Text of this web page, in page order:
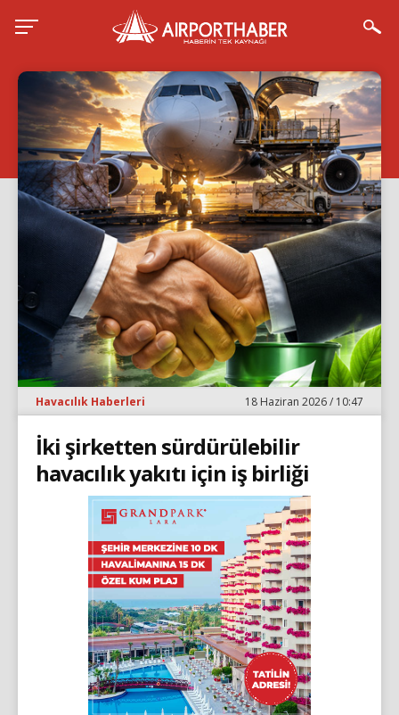
Havacılık Haberleri 18 Haziran 2026 / 10:47
İki şirketten sürdürülebilir
havacılık yakıtı için iş birliği